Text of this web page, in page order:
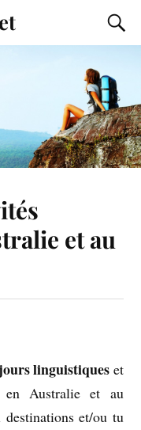
et au
linguistiques et
en Australie et au
destinations et/ou tu